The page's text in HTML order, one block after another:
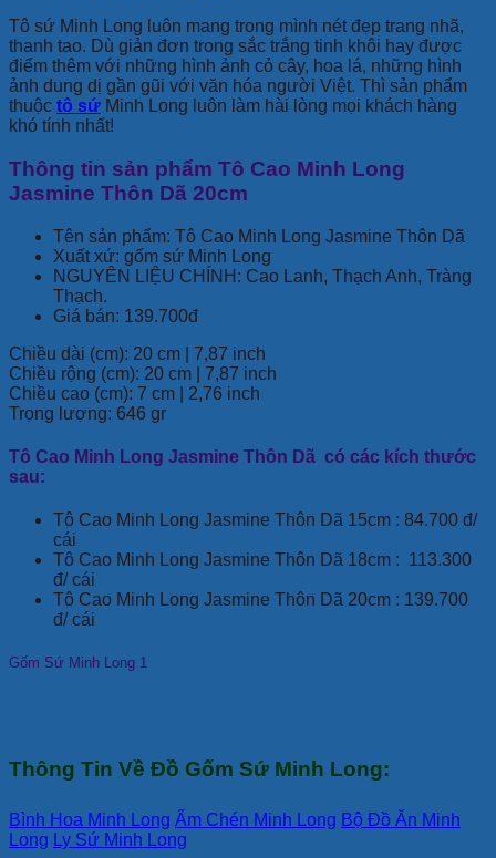
Tô sứ Minh Long luôn mang trong mình nét đẹp trang nhã,
thanh tao. Dù giản đơn trong sắc trắng tinh khôi hay được
điểm thêm với những hình ảnh cỏ cây, hoa lá, những hình
ảnh dung dị gần gũi với văn hóa người Việt. Thì sản phẩm
thuộc tô sứ Minh Long luôn làm hài lòng mọi khách hàng
khó tính nhất!
Thông tin sản phẩm Tô Cao Minh Long
Jasmine Thôn Dã 20cm
Tên sản phẩm: Tô Cao Minh Long Jasmine Thôn Dã
Xuất xứ: gốm sứ Minh Long
NGUYÊN LIỆU CHÍNH: Cao Lanh, Thạch Anh, Tràng
Thạch.
Giá bán: 139.700đ
Chiều dài (cm): 20 cm | 7,87 inch
Chiều rộng (cm): 20 cm | 7,87 inch
Chiều cao (cm): 7 cm | 2,76 inch
Trọng lượng: 646 gr
Tô Cao Minh Long Jasmine Thôn Dã có các kích thước
sau:
Tô Cao Minh Long Jasmine Thôn Dã 15cm : 84.700 đ/
cái
Tô Cao Minh Long Jasmine Thôn Dã 18cm : 113.300
đ/ cái
Tô Cao Minh Long Jasmine Thôn Dã 20cm : 139.700
đ/ cái
Gốm Sứ Minh Long 1
Thông Tin Về Đồ Gốm Sứ Minh Long:
Bình Hoa Minh Long Ấm Chén Minh Long Bộ Đồ Ăn Minh
Long
Ly Sứ Minh Long